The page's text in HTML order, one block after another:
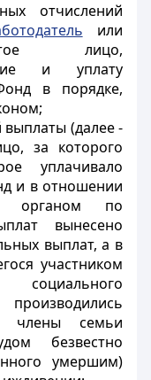
отчислений
или
лицо,
и уплату
в порядке,
выплаты (далее -
за которого
уплачивало
и в отношении
органом по
вынесено
выплат, а в
участником
члены семьи
безвестно
умершим)